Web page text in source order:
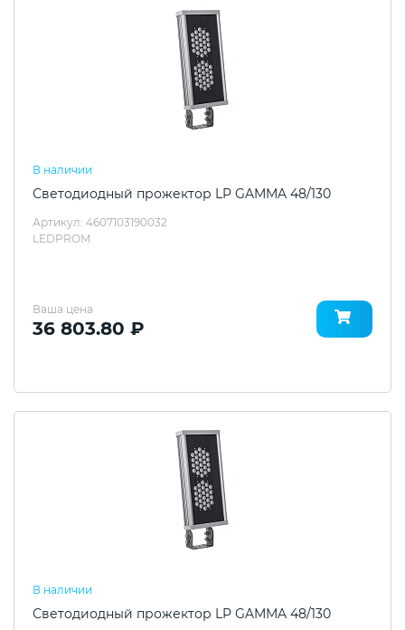
В наличии
Светодиодный прожектор LP GAMMA 48/130
Артикул: 4607103190032
LEDPROM
Ваша цена
36 803.80 ₽
В наличии
Светодиодный прожектор LP GAMMA 48/130